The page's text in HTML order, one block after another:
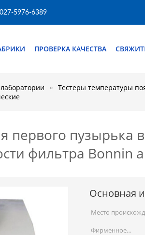
5976-6389
ПРОВЕРКА КАЧЕСТВА
Тестеры температуры
первого пузырька
фильтра Bonnin
Основная
Место
Фирменное